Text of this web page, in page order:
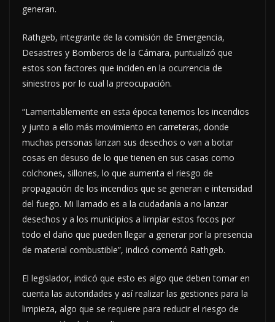
generan.
Rathgeb, integrante de la comisión de Emergencia,
Desastres y Bomberos de la Cámara, puntualizó que
estos son factores que inciden en la ocurrencia de
siniestros por lo cual la preocupación.
“Lamentablemente en esta época tenemos los incendios
y junto a ello más movimiento en carreteras, donde
muchas personas lanzan sus desechos o van a botar
cosas en desuso de lo que tienen en sus casas como
colchones, sillones, lo que aumenta el riesgo de
propagación de los incendios que se generan e intensidad
del fuego. Mi llamado es a la ciudadanía a no lanzar
desechos y a los municipios a limpiar estos focos por
todo el daño que pueden llegar a generar por la presencia
de material combustible”, indicó comentó Rathgeb.
El legislador, indicó que esto es algo que deben tomar en
cuenta las autoridades y así realizar las gestiones para la
limpieza, algo que se requiere para reducir el riesgo de